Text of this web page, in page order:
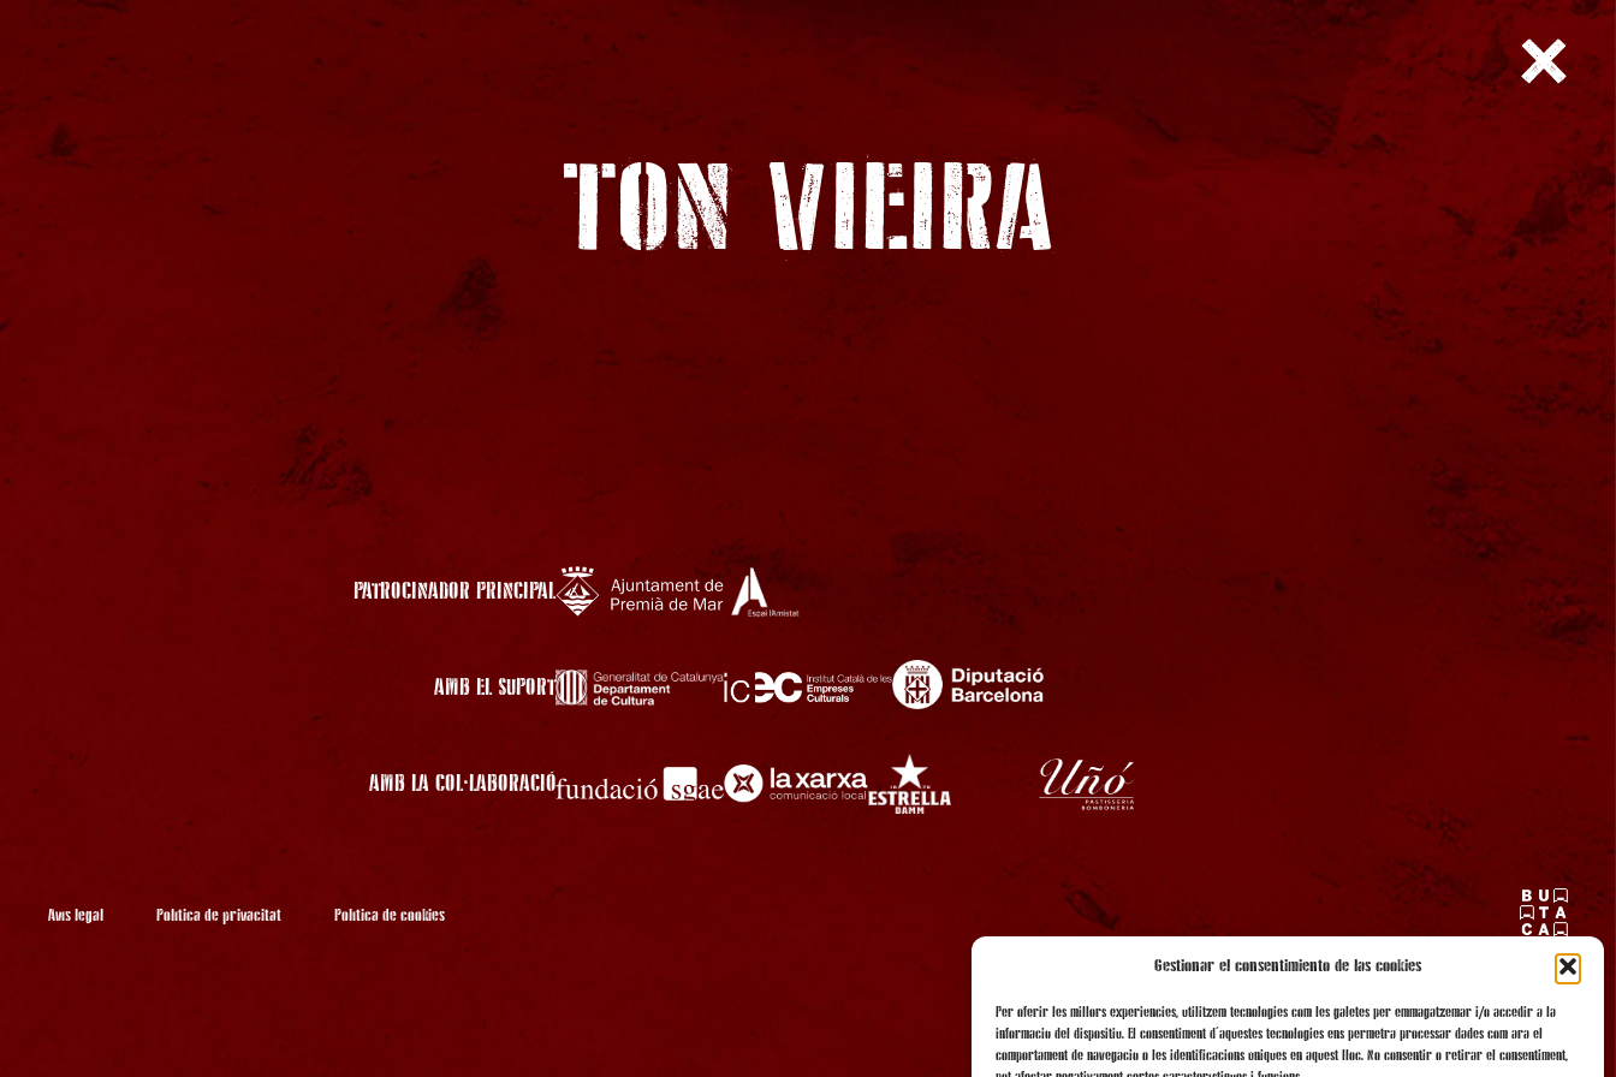
Gestionar el consentimiento de las cookies
Per oferir les millors experiències, utilitzem tecnologies com les galetes per emmagatzemar i/o accedir a la
informació del dispositiu. El consentiment d'aquestes tecnologies ens permetrà processar dades com ara el
comportament de navegació o les identificacions úniques en aquest lloc. No consentir o retirar el consentiment,
TON VIEIRA
PATROCINADOR PRINCIPAL
AMB EL SUPORT
AMB LA COL·LABORACIÓ
Avís legal Política de privacitat Política de cookies